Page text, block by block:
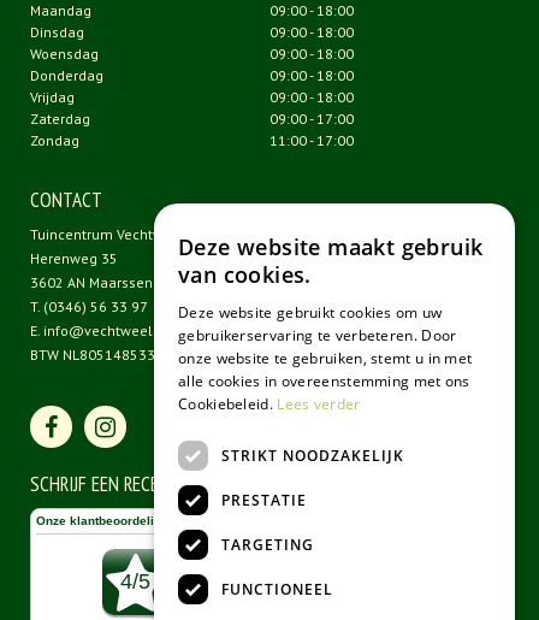
Maandag
09:00 - 18:00
Dinsdag
09:00 - 18:00
Woensdag
09:00 - 18:00
Donderdag
09:00 - 18:00
Vrijdag
09:00 - 18:00
Zaterdag
09:00 - 17:00
Zondag
11:00 - 17:00
CONTACT
Tuincentrum Vechtweelde
Herenweg 35
3602 AN Maarssen
T. (0346) 56 33 97
E. info@vechtweelde.nl
BTW NL805148533B01
SCHRIJF EEN RECENSIE
Deze website maakt gebruik
van cookies.
Deze website gebruikt cookies om uw
gebruikerservaring te verbeteren. Door
onze website te gebruiken, stemt u in met
alle cookies in overeenstemming met ons
Cookiebeleid. Lees verder
STRIKT NOODZAKELIJK
PRESTATIE
TARGETING
FUNCTIONEEL